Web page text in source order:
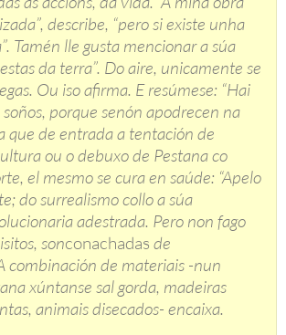
describe, “pero si existe unha
Tamén lle gusta mencionar a súa
da terra”. Do aire, unicamente se
Ou iso afirma. E resúmese: “Hai
porque senón apodrecen na
que de entrada a tentación de
ou o debuxo de Pestana co
el mesmo se cura en saúde: “Apelo
do surrealismo collo a súa
adestrada. Pero non fago
sonconachadas de
combinación de materiais -nun
xúntanse sal gorda, madeiras
animais disecados- encaixa.